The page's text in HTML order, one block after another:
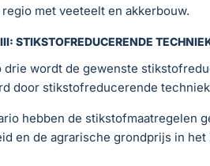
met veeteelt en akkerbouw.
STIKSTOFREDUCERENDE
drie wordt de gewenste
door stikstofreducerende
hebben de stikstofmaatregelen
en de agrarische grondprijs in